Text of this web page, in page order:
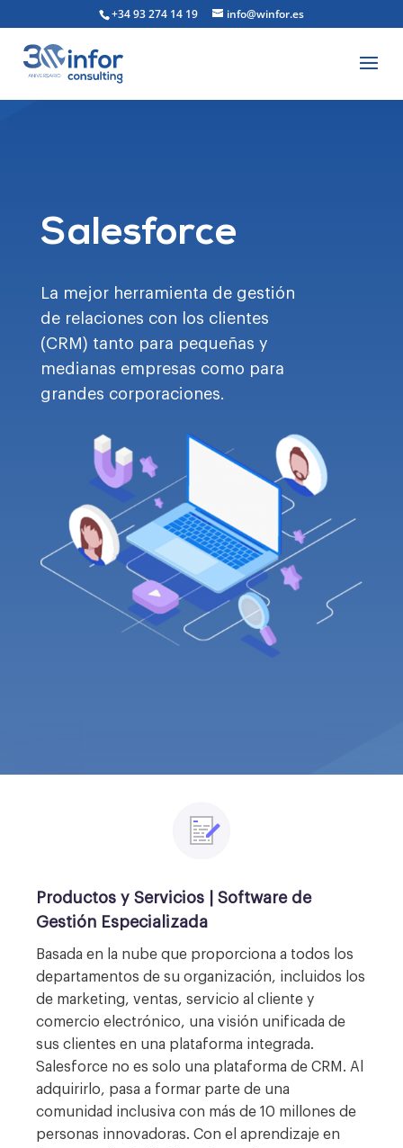
+34 93 274 14 19 info@winfor.es
Salesforce
La mejor herramienta de gestión
de relaciones con los clientes
(CRM) tanto para pequeñas y
medianas empresas como para
grandes corporaciones.
Productos y Servicios
Software de
Gestión Especializada
Basada en la nube que proporciona a todos los
departamentos de su organización, incluidos los
de marketing, ventas, servicio al cliente y
comercio electrónico, una visión unificada de
sus clientes en una plataforma integrada.
Salesforce no es solo una plataforma de CRM. Al
adquirirlo, pasa a formar parte de una
comunidad inclusiva con más de 10 millones de
personas innovadoras. Con el aprendizaje en